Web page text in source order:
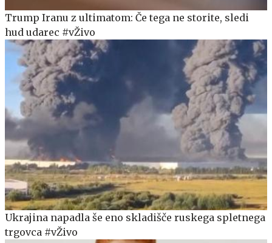
Trump Iranu z ultimatom: Če tega ne storite, sledi
hud udarec #vŽivo
Ukrajina napadla še eno skladišče ruskega spletnega
trgovca #vŽivo